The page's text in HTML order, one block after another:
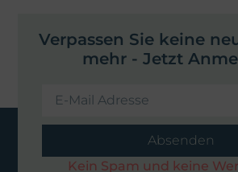
Verpassen Sie keine
mehr - Jetzt
Absenden
Kein Spam und keine